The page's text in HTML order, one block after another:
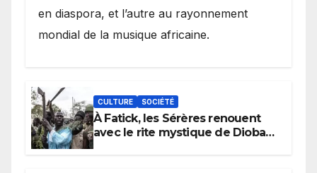
en diaspora, et l’autre au rayonnement
mondial de la musique africaine.
CULTURE SOCIÉTÉ
À Fatick, les Sérères renouent
avec le rite mystique de Diobaye